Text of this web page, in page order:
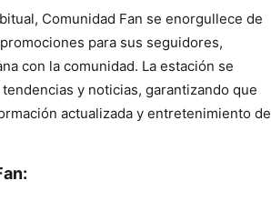
Comunidad Fan se enorgullece de
para sus seguidores,
con la comunidad. La estación se
y noticias, garantizando que
actualizada y entretenimiento de